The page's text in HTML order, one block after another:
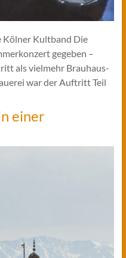
Kölner Kultband Die
gegeben –
als vielmehr Brauhaus-
war der Auftritt Teil
einer